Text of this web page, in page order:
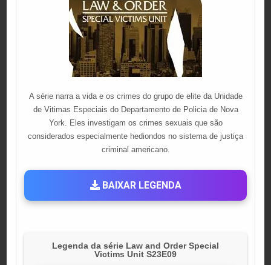
A série narra a vida e os crimes do grupo de elite da Unidade
de Vitimas Especiais do Departamento de Policia de Nova
York. Eles investigam os crimes sexuais que são
considerados especialmente hediondos no sistema de justiça
criminal americano.
BAIXAR LEGENDA
Legenda da série Law and Order Special
Victims Unit S23E09